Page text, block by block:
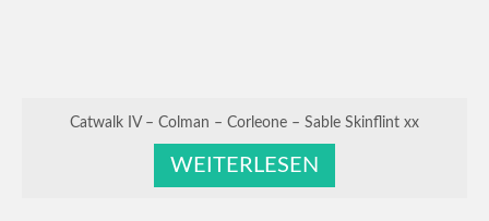
Catwalk IV – Colman – Corleone – Sable Skinflint xx
WEITERLESEN